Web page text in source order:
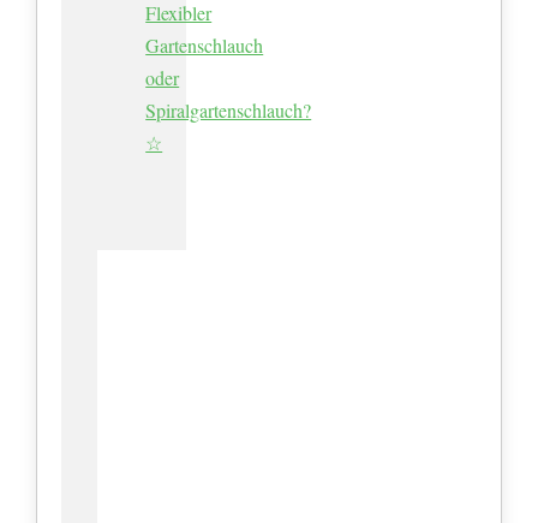
Flexibler
Gartenschlauch
oder
Spiralgartenschlauch?
☆